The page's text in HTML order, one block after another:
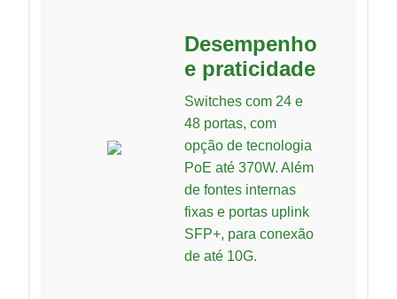
Desempenho
e praticidade
Switches com 24 e
48 portas, com
opção de tecnologia
PoE até 370W. Além
de fontes internas
fixas e portas uplink
SFP+, para conexão
de até 10G.